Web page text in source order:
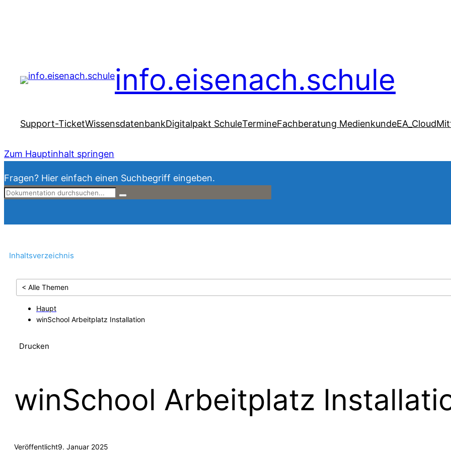
info.eisenach.schule
Support-TicketWissensdatenbankDigitalpakt SchuleTermineFachberatung MedienkundeEA_Cloud
Zum Hauptinhalt springen
Fragen? Hier einfach einen Suchbegriff eingeben.
Inhaltsverzeichnis
< Alle Themen
Haupt
winSchool Arbeitplatz Installation
Drucken
winSchool Arbeitplatz
Veröffentlicht9. Januar 2025